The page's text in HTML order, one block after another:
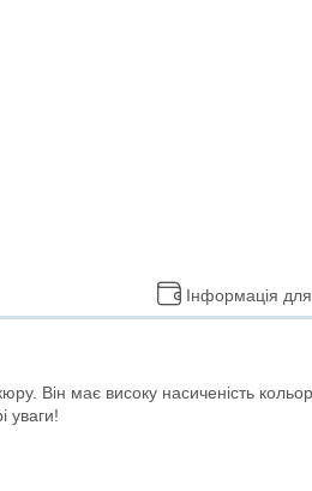
Інформація
Він має високу насиченість
уваги!